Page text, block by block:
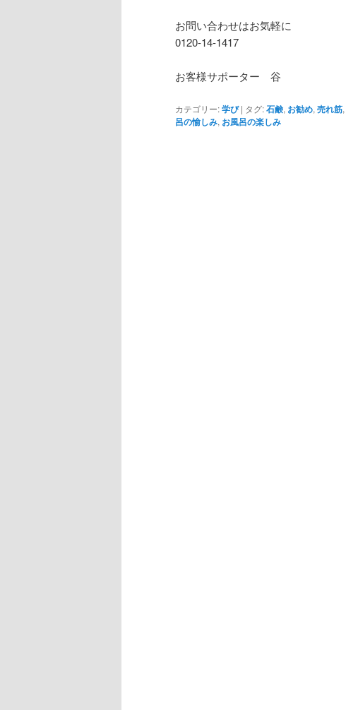
お問い合わせはお気軽に
0120-14-1417
お客様サポーター 谷
カテゴリー:学び | タグ:石鹸, お勧め, 売れ筋,
呂の愉しみ, お風呂の楽しみ